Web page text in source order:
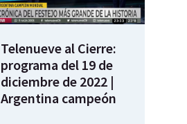
Telenueve al Cierre:
programa del 19 de
diciembre de 2022 |
Argentina campeón